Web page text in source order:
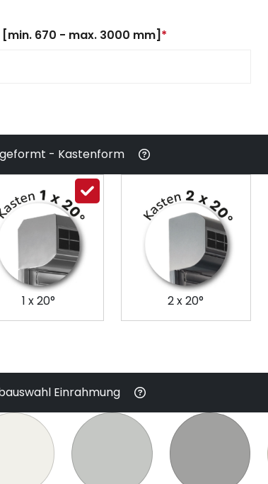
670 - max. 3000 mm] *
- Kastenform
1 x 20° 2 x 20°
Einrahmung